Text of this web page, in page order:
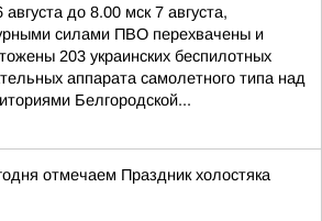
августа до 8.00 мск 7 августа,
силами ПВО перехвачены и
203 украинских беспилотных
аппарата самолетного типа над
Белгородской...
отмечаем Праздник холостяка